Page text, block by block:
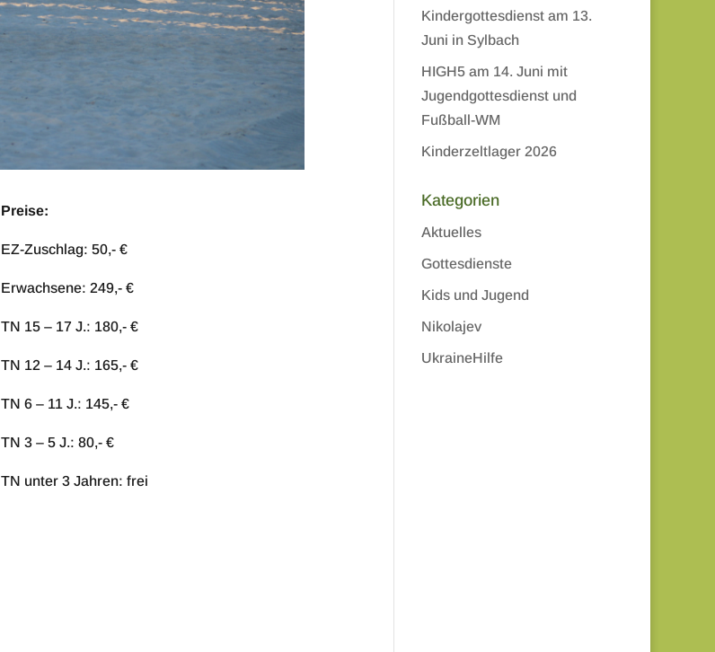
Preise:
EZ-Zuschlag: 50,- €
Erwachsene: 249,- €
TN 15 – 17 J.: 180,- €
TN 12 – 14 J.: 165,- €
TN 6 – 11 J.: 145,- €
TN 3 – 5 J.: 80,- €
TN unter 3 Jahren: frei
Kindergottesdienst am 13.
Juni in Sylbach
HIGH5 am 14. Juni mit
Jugendgottesdienst und
Fußball-WM
Kinderzeltlager 2026
Kategorien
Aktuelles
Gottesdienste
Kids und Jugend
Nikolajev
UkraineHilfe